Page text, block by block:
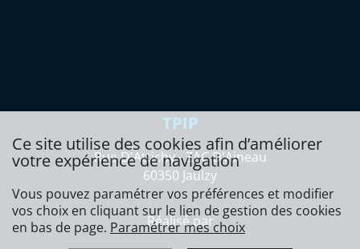
TPIP
Rue D'Attichy - ZAC D'Aineau
60350 Jaulzy
Réalisé par
Ce site utilise des cookies afin d’améliorer
votre expérience de navigation
Vous pouvez paramétrer vos préférences et modifier
vos choix en cliquant sur le lien de gestion des cookies
en bas de page. Paramétrer mes choix